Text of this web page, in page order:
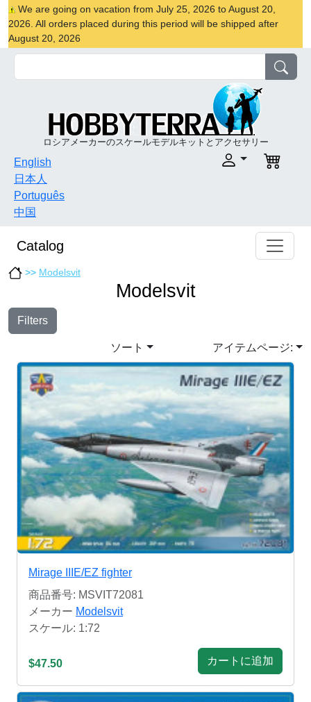
We are going on vacation from July 25, 2026 to August 20,
2026. All orders placed during this period will be shipped after
August 20, 2026
ロシアメーカーのスケールモデルキットとアクセサリー
English
日本人
Português
中国
Catalog
>> Modelsvit
Modelsvit
Filters
ソート アイテムページ:
Mirage IIIE/EZ fighter
商品番号: MSVIT72081
メーカー Modelsvit
スケール: 1:72
$47.50 カートに追加